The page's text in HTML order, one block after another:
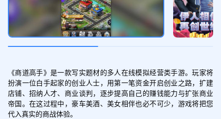
《商道高手》是一款写实题材的多人在线模拟经营类手游。玩家将
扮演一位白手起家的创业人士，用第一笔资金开启创业之路，扩建
店铺、招纳人才、商业谈判，逐步提高自己的赚钱能力与扩张商业
帝国。在这过程中，豪车美酒、美女相伴也必不可少，游戏将把您
代入真实的商战体验。